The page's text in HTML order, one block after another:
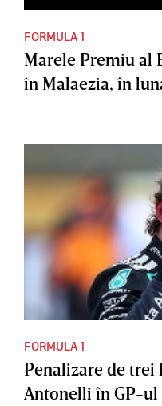
FORMULA 1
Marele Premiu al
în Malaezia, în
FORMULA 1
Penalizare de
Antonelli în GP-ul